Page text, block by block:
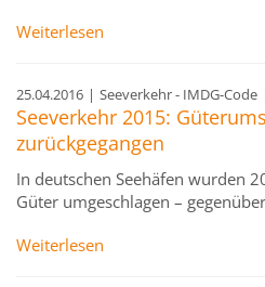
Weiterlesen
25.04.2016 | Seeverkehr - IMDG-Code
Seeverkehr 2015:
zurückgegangen
In deutschen Seehäfen wurden
Güter umgeschlagen –
Weiterlesen